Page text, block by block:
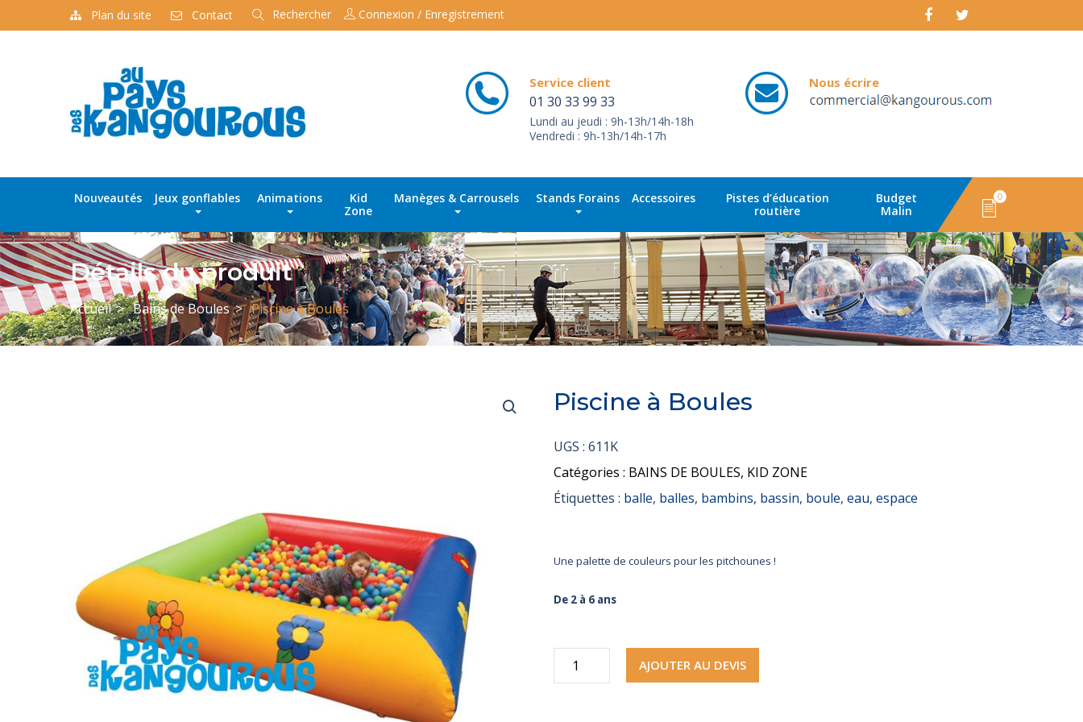
Plan du site Contact Rechercher
produits
Connexion / Enregistrement
Service client
01 30 33 99 33
Lundi au jeudi : 9h-13h/14h-18h
Vendredi : 9h-13h/14h-17h
Nous écrire
email
Nouveautés Jeux gonflables Animations
Kid
Zone
Manèges & Carrousels Stands Forains Accessoires
Pistes d’éducation
routière
Budget
Malin
0
Détails du produit
Accueil Bains de Boules Piscine à Boules
Piscine à Boules
UGS : 611K
Catégories : BAINS DE BOULES, KID ZONE
Étiquettes : balle, balles, bambins, bassin, boule, eau, espace
Une palette de couleurs pour les pitchounes !
De 2 à 6 ans
quantité
de
AJOUTER AU DEVIS